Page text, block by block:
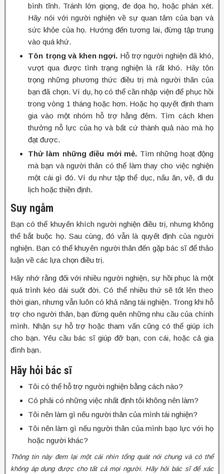
bình tĩnh. Tránh lớn giọng, đe dọa họ, hoặc phán xét.
Hãy nói với người nghiện về sự quan tâm của bạn và
sức khỏe của họ. Hướng đến tương lai, đừng tập trung
vào quá khứ.
Tôn trọng và khen ngợi. Hỗ trợ người nghiện đã khó,
vượt qua được tình trạng nghiện là rất khó. Hãy tôn
trọng những phương thức điều trị mà người thân của
bạn đã chọn. Ví dụ, họ có thể cần nhập viện để phục hồi
trong vòng 1 tháng hoặc hơn. Hoặc họ quyết định tham
gia vào một nhóm hỗ trợ hằng đêm. Tìm cách khen
thưởng nỗ lực của họ và bất cứ thành quả nào mà họ
đạt được.
Thử làm những điều mới mẻ. Tìm những hoạt động
mà bạn và người thân có thể làm thay cho việc nghiện
một cái gì đó. Ví dụ như tập thể dục, nấu ăn, vẽ, đi du
lịch hoặc thiền định.
Suy ngẫm
Bạn có thể khuyến khích người nghiện điều trị, nhưng không
thể bắt buộc họ. Sau cùng, đó vẫn là quyết định của người
nghiện. Bạn có thể khuyên người thân đến gặp bác sĩ để thảo
luận về các lựa chọn điều trị.
Hãy nhớ rằng đối với nhiều người nghiện, sự hồi phục là một
quá trình kéo dài suốt đời. Có thể nhiều thứ sẽ tốt lên theo
thời gian, nhưng vẫn luôn có khả năng tái nghiện. Trong khi hỗ
trợ cho người thân, bạn đừng quên những nhu cầu của chính
mình. Nhận sự hỗ trợ hoặc tham vấn cũng có thể giúp ích
cho bạn. Yêu cầu bác sĩ giúp đỡ bạn, con cái, hoặc cả gia
đình bạn.
Hãy hỏi bác sĩ
Tôi có thể hỗ trợ người nghiện bằng cách nào?
Có phải có những việc nhất định tôi không nên làm?
Tôi nên làm gì nếu người thân của mình tái nghiện?
Tôi nên làm gì nếu người thân của mình bạo lực với họ
hoặc người khác?
Thông tin này đem lại một cái nhìn tổng quát nói chung và có thể
không áp dụng được cho tất cả mọi người. Hãy hỏi bác sĩ để xác